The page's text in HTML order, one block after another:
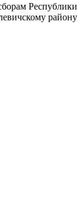
Республики
району